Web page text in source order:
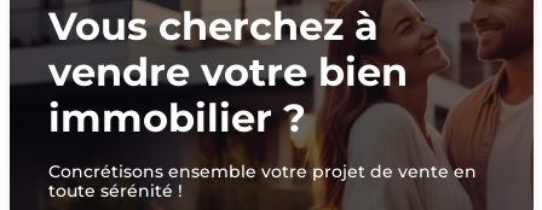
Vous cherchez à
vendre votre bien
immobilier ?
Concrétisons ensemble votre projet de vente en
toute sérénité !